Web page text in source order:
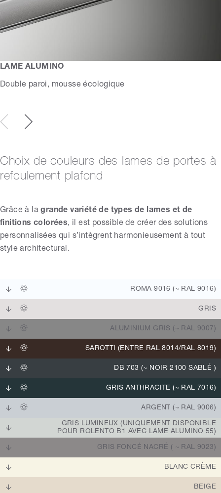
LAME ALUMINO
Double paroi, mousse écologique
Choix de couleurs des lames de portes à
refoulement plafond
Grâce à lagrande variété de types de lames et de
finitions colorées, il est possible de créer des solutions
personnalisées qui s’intègrent harmonieusement à tout
style architectural.
ROMA 9016 (~ RAL 9016)
GRIS
ALUMINIUM GRIS (~ RAL 9007)
SAROTTI (ENTRE RAL 8014/RAL 8019)
DB 703 (~ NOIR 2100 SABLÉ )
GRIS ANTHRACITE (~ RAL 7016)
ARGENT (~ RAL 9006)
GRIS LUMINEUX (UNIQUEMENT DISPONIBLE
POUR ROLENTO B1 AVEC LAME ALUMINO 55)
GRIS FONCÉ NACRÉ ( ~ RAL 9023)
BLANC CRÈME
BEIGE